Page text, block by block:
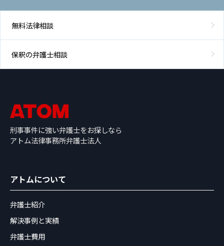
無料法律相談
保釈の弁護士相談
刑事事件に強い弁護士をお探しなら
アトム法律事務所弁護士法人
アトムについて
弁護士紹介
解決事例と実績
弁護士費用